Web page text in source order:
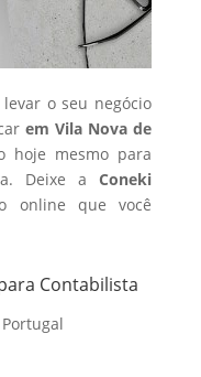
o seu negócio
em Vila Nova de
hoje mesmo para
Deixe aConeki
online que você
Contabilista